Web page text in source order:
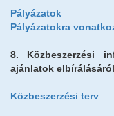
Pályázatok
Pályázatokra
8. Közbeszerzési
ajánlatok
Közbeszerzési terv